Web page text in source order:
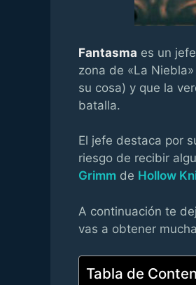
Fantasma es un
zona de «La
su cosa) y que la
batalla.
El jefe destaca por
riesgo de recibir
Grimm de Hollow
A continuación te
vas a obtener
Tabla de